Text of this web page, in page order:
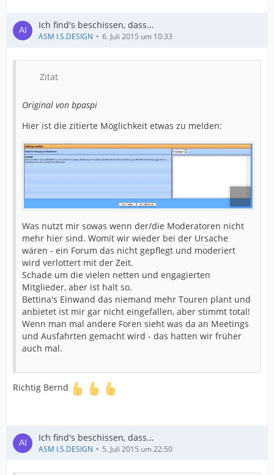
Ich find's beschissen, dass...
ASM I.S.DESIGN 6. Juli 2015 um 10:33
Zitat
Original von bpaspi
Hier ist die zitierte Möglichkeit etwas zu melden:
Was nutzt mir sowas wenn der/die Moderatoren nicht
mehr hier sind. Womit wir wieder bei der Ursache
wären - ein Forum das nicht gepflegt und moderiert
wird verlottert mit der Zeit.
Schade um die vielen netten und engagierten
Mitglieder, aber ist halt so.
Bettina's Einwand das niemand mehr Touren plant und
anbietet ist mir gar nicht eingefallen, aber stimmt total!
Wenn man mal andere Foren sieht was da an Meetings
und Ausfahrten gemacht wird - das hatten wir früher
auch mal.
Richtig Bernd
Ich find's beschissen, dass...
ASM I.S.DESIGN 5. Juli 2015 um 22:50